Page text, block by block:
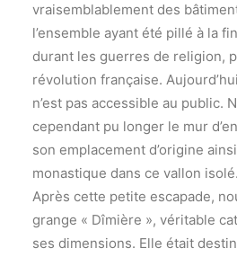
vraisemblablement des
l’ensemble ayant été pillé à la
durant les guerres de religion,
révolution française.
n’est pas accessible au public.
cependant pu longer le mur
son emplacement d’origine
monastique dans ce vallon isolé.
Après cette petite escapade,
grange « Dîmière », véritable
ses dimensions. Elle était